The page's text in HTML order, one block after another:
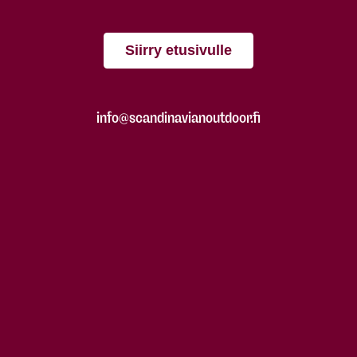
Siirry etusivulle
info@scandinavianoutdoor.fi